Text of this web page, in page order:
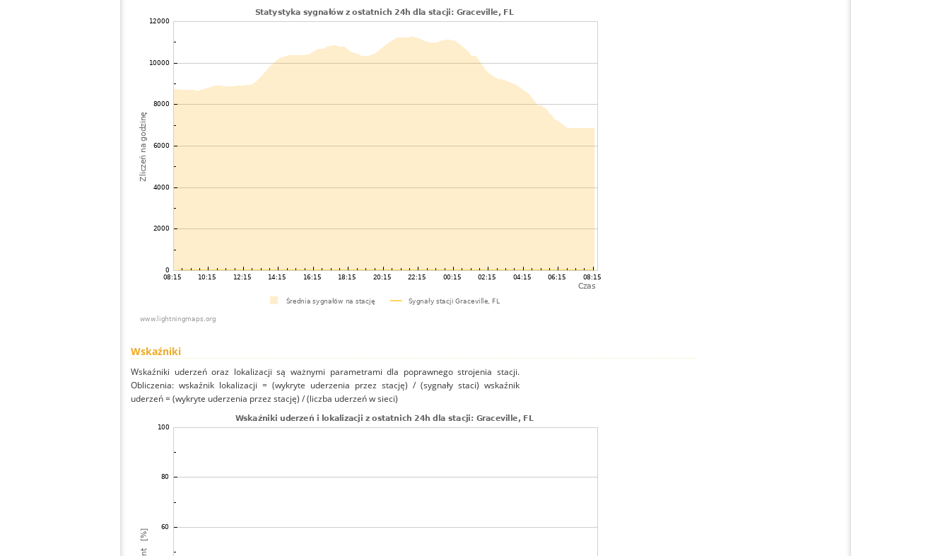
Wskaźniki
Wskaźniki uderzeń oraz lokalizacji są ważnymi parametrami dla poprawnego strojenia stacji.
Obliczenia: wskaźnik lokalizacji = (wykryte uderzenia przez stację) / (sygnały staci) wskaźnik
uderzeń = (wykryte uderzenia przez stację) / (liczba uderzeń w sieci)